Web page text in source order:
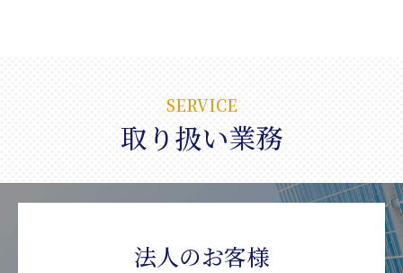
SERVICE
取り扱い業務
法人のお客様